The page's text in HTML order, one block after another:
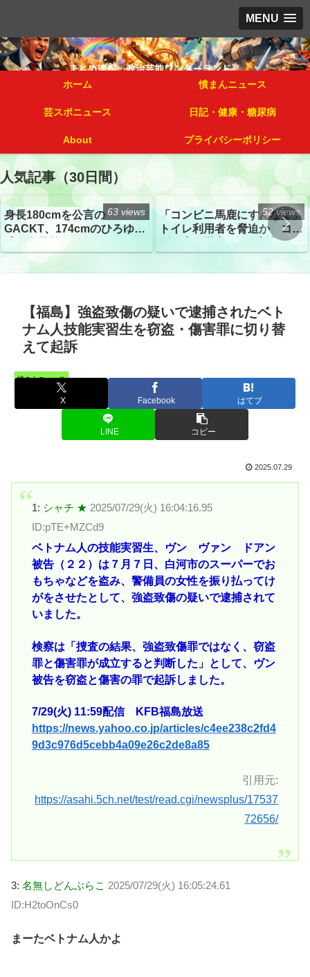
MENU
ホーム 憤まんニュース
芸スポニュース 日記・健康・糖尿病
About プライバシーポリシー
人気記事（30日間）
身長180cmを公言の
GACKT、174cmのひろゆき
トざわつき イベントでの写
真が話題
63 views
「コンビニ馬鹿にすんなよ」
トイレ利用者を脅迫か コン
52 views
【福島】強盗致傷の疑いで逮捕されたベト
ナム人技能実習生を窃盗・傷害罪に切り替
えて起訴
憤まんニュース
X Facebook はてブ
LINE コピー
2025.07.29
1: シャチ ★ 2025/07/29(火) 16:04:16.95
ID:pTE+MZCd9
ベトナム人の技能実習生、ヴン ヴァン ドアン
被告（２２）は７月７日、白河市のスーパーでお
もちゃなどを盗み、警備員の女性を振り払ってけ
がをさせたとして、強盗致傷の疑いで逮捕されて
いました。
検察は「捜査の結果、強盗致傷罪ではなく、窃盗
罪と傷害罪が成立すると判断した」として、ヴン
被告を窃盗と傷害の罪で起訴しました。
7/29(火) 11:59配信 KFB福島放送
https://news.yahoo.co.jp/articles/c4ee238c2fd4
9d3c976d5cebb4a09e26c2de8a85
引用元:
https://asahi.5ch.net/test/read.cgi/newsplus/17537
72656/
3: 名無しどんぶらこ 2025/07/29(火) 16:05:24.61
ID:H2toOnCs0
まーたベトナム人かよ